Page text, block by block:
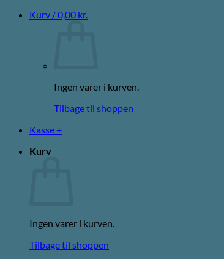
Kurv /0,00 kr.
Ingen varer i kurven.
Tilbage til shoppen
Kasse +
Kurv
Ingen varer i kurven.
Tilbage til shoppen